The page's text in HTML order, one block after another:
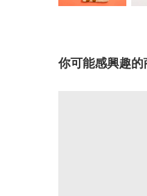
你可能感興趣的